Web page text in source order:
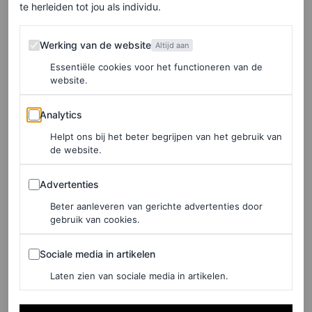
dat hij de impact zal hebben die we nastreven in deze
volgende fase, ondersteund door onze getalenteerde en
ervaren teams.”
Tisci’s aanstelling bij Burberry herenigde hem destijds
met de toenmalige CEO Marco Gobbetti, die dezelfde
rol vervulde bij Givenchy toen de ontwerper daar
werkzaam was. Onder zijn leiding gaf Tisci Burberry een
internationale allure en trok hij opnieuw millennials en
Gen Z-fans aan. Gobbetti verliet Burberry echter in juni
vorig jaar. (Hij werkt nu bij Ferragamo.) Akeroyd,
voorheen werkzaam bij Versace, werd in oktober vorig
te herleiden tot jou als individu.
Werking van de website
Werking van de website Altijd aan
Essentiële cookies voor het functioneren van de
website.
Analytics
Analytics
Helpt ons bij het beter begrijpen van het gebruik van
de website.
Advertenties
Advertenties
Beter aanleveren van gerichte advertenties door
gebruik van cookies.
Sociale media in artikelen
Sociale media in artikelen
Laten zien van sociale media in artikelen.